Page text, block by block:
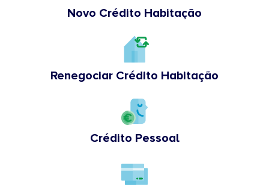
Novo Crédito Habitação
Renegociar Crédito Habitação
Crédito Pessoal